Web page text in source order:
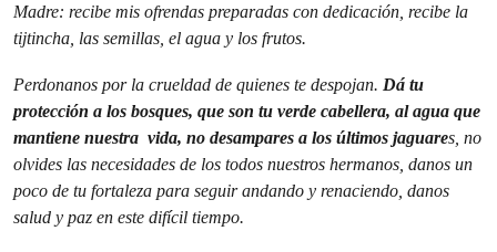
Madre: recibe mis ofrendas preparadas con dedicación, recibe la
tijtincha, las semillas, el agua y los frutos.
Perdonanos por la crueldad de quienes te despojan. Dá tu
protección a los bosques, que son tu verde cabellera, al agua que
mantiene nuestra vida, no desampares a los últimos jaguares, no
olvides las necesidades de los todos nuestros hermanos, danos un
poco de tu fortaleza para seguir andando y renaciendo, danos
salud y paz en este difícil tiempo.